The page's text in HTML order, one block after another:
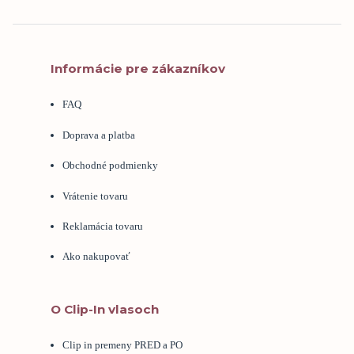
Informácie pre zákazníkov
FAQ
Doprava a platba
Obchodné podmienky
Vrátenie tovaru
Reklamácia tovaru
Ako nakupovať
O Clip-In vlasoch
Clip in premeny PRED a PO